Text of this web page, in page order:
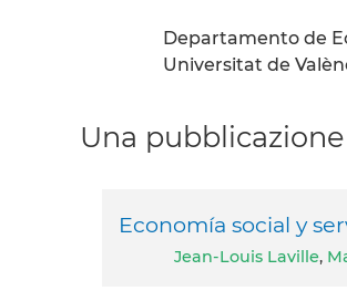
Departamento de
Universitat de
Una pubblicazione
Economía social y
Jean-Louis Laville,